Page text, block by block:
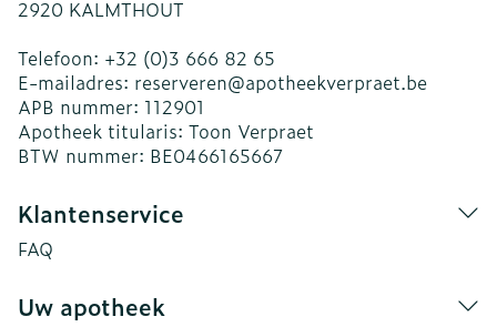
2920 KALMTHOUT
Telefoon: +32 (0)3 666 82 65
E-mailadres: reserveren@apotheekverpraet.be
APB nummer: 112901
Apotheek titularis: Toon Verpraet
BTW nummer: BE0466165667
Klantenservice
FAQ
Uw apotheek